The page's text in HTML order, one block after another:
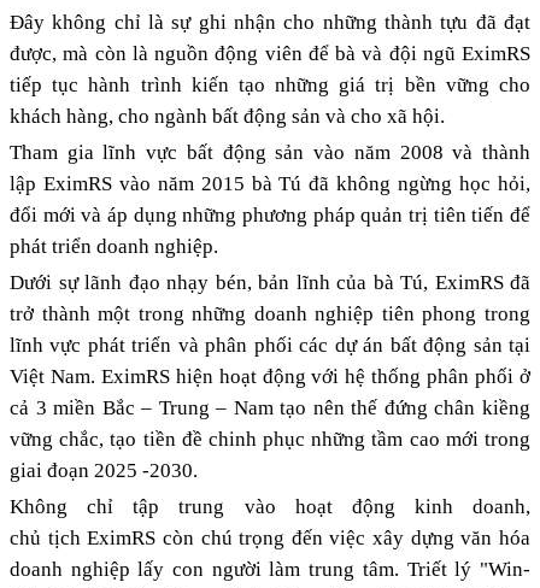
Đây không chỉ là sự ghi nhận cho những thành tựu đã đạt
được, mà còn là nguồn động viên để bà và đội ngũ EximRS
tiếp tục hành trình kiến tạo những giá trị bền vững cho
khách hàng, cho ngành bất động sản và cho xã hội.
Tham gia lĩnh vực bất động sản vào năm 2008 và thành
lập EximRS vào năm 2015 bà Tú đã không ngừng học hỏi,
đổi mới và áp dụng những phương pháp quản trị tiên tiến để
phát triển doanh nghiệp.
Dưới sự lãnh đạo nhạy bén, bản lĩnh của bà Tú, EximRS đã
trở thành một trong những doanh nghiệp tiên phong trong
lĩnh vực phát triển và phân phối các dự án bất động sản tại
Việt Nam. EximRS hiện hoạt động với hệ thống phân phối ở
cả 3 miền Bắc – Trung – Nam tạo nên thế đứng chân kiềng
vững chắc, tạo tiền đề chinh phục những tầm cao mới trong
giai đoạn 2025 -2030.
Không chỉ tập trung vào hoạt động kinh doanh,
chủ tịch EximRS còn chú trọng đến việc xây dựng văn hóa
doanh nghiệp lấy con người làm trung tâm. Triết lý "Win-